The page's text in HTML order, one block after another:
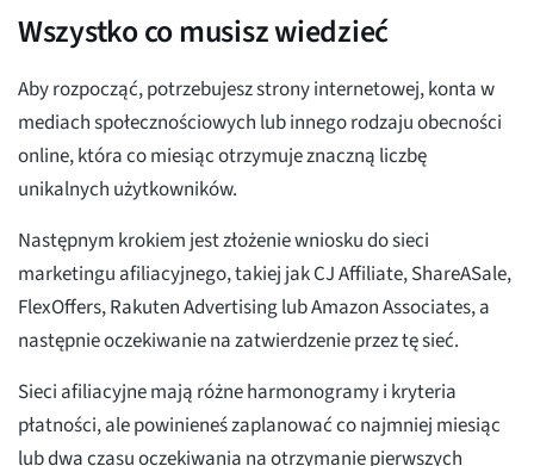
Wszystko co musisz wiedzieć
Aby rozpocząć, potrzebujesz strony internetowej, konta w
mediach społecznościowych lub innego rodzaju obecności
online, która co miesiąc otrzymuje znaczną liczbę
unikalnych użytkowników.
Następnym krokiem jest złożenie wniosku do sieci
marketingu afiliacyjnego, takiej jak CJ Affiliate, ShareASale,
FlexOffers, Rakuten Advertising lub Amazon Associates, a
następnie oczekiwanie na zatwierdzenie przez tę sieć.
Sieci afiliacyjne mają różne harmonogramy i kryteria
płatności, ale powinieneś zaplanować co najmniej miesiąc
lub dwa czasu oczekiwania na otrzymanie pierwszych